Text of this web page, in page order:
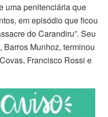
uma penitenciária que
em episódio que ficou
do Carandiru”. Seu
Munhoz, terminou
Francisco Rossi e